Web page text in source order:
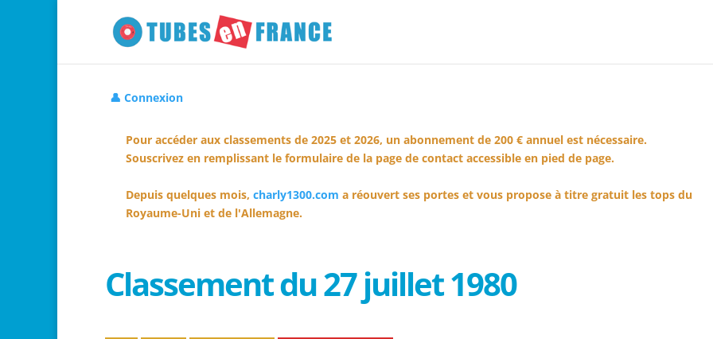
👤 Connexion
Pour accéder aux classements de 2025 et 2026, un abonnement de 200 € annuel est nécessaire.
Souscrivez en remplissant le formulaire de la page de contact accessible en pied de page.
Depuis quelques mois, charly1300.com a réouvert ses portes et vous propose à titre gratuit les tops du
Royaume-Uni et de l'Allemagne.
Classement du 27 juillet 1980